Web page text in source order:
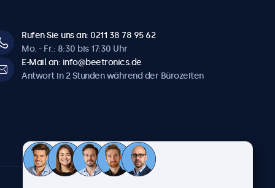
Rufen Sie uns an: 0211 38 78 95 62
Mo. - Fr.: 8:30 bis 17:30 Uhr
E-Mail an: info@beetronics.de
Antwort in 2 Stunden während der Bürozeiten